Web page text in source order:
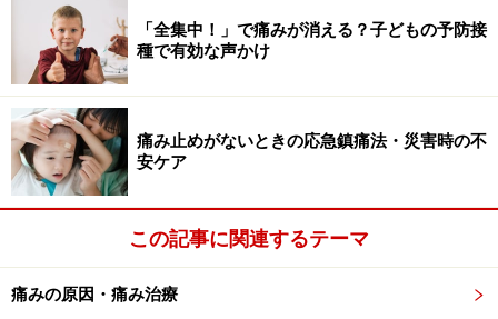
痛みは副交感神経を活性化させたときに和らぐと考えら
れています。出産時の呼吸法であるラマーズ法が有名で
すが、「ひっひっふー」と、息を吸ってから細く長く吐
くことで、副交感神経を活性化させ、痛みをやわらげる
ことができます。痛みをこらえようと息を止めて力んで
しまう人が多いかもしれませんが、注射の針を刺す直前
から、薬液の注入が終わるまで、息を細く口からフーッ
と吐き続けましょう。1の冷却法と併せることで、さら
に効果が期待できます。
「全集中！」で痛みが消える？子どもの予防接
種で有効な声かけ
痛み止めがないときの応急鎮痛法・災害時の不
安ケア
この記事に関連するテーマ
痛みの原因・痛み治療